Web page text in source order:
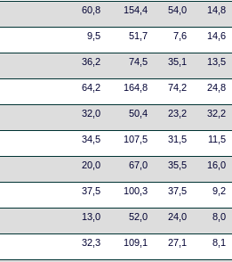
60,8 154,4 54,0 14,8
9,5 51,7 7,6 14,6
36,2 74,5 35,1 13,5
64,2 164,8 74,2 24,8
32,0 50,4 23,2 32,2
34,5 107,5 31,5 11,5
20,0 67,0 35,5 16,0
37,5 100,3 37,5 9,2
13,0 52,0 24,0 8,0
32,3 109,1 27,1 8,1